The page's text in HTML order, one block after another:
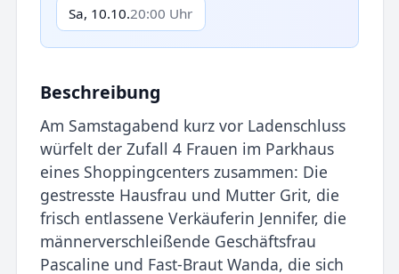
Sa, 10.10.20:00 Uhr
Beschreibung
Am Samstagabend kurz vor Ladenschluss
würfelt der Zufall 4 Frauen im Parkhaus
eines Shoppingcenters zusammen: Die
gestresste Hausfrau und Mutter Grit, die
frisch entlassene Verkäuferin Jennifer, die
männerverschleißende Geschäftsfrau
Pascaline und Fast-Braut Wanda, die sich